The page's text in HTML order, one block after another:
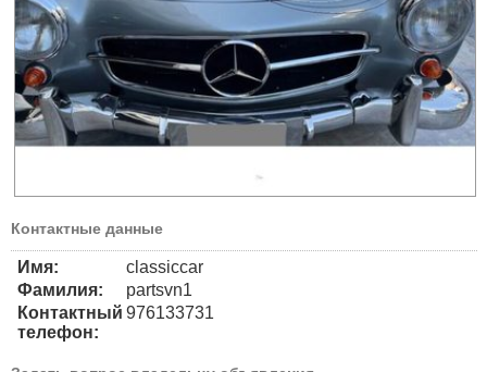
Контактные данные
Имя:
classiccar
Фамилия:
partsvn1
Контактный
телефон:
976133731